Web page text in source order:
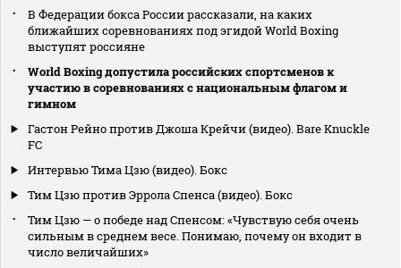
В Федерации бокса России рассказали, на каких
ближайших соревнованиях под эгидой World Boxing
выступят россияне
World Boxing допустила российских спортсменов к
участию в соревнованиях с национальным флагом и
гимном
Гастон Рейно против Джоша Крейчи (видео). Bare Knuckle
FC
Интервью Тима Цзю (видео). Бокс
Тим Цзю против Эррола Спенса (видео). Бокс
Тим Цзю — о победе над Спенсом: «Чувствую себя очень
сильным в среднем весе. Понимаю, почему он входит в
число величайших»